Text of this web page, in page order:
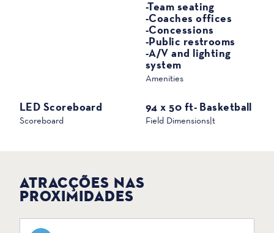
Amenities
-Team seating
-Coaches offices
-Concessions
-Public restrooms
-A/V and lighting
system
Scoreboard
LED Scoreboard
Field Dimensions|t
94 x 50 ft- Basketball
ATRACÇÕES NAS
PROXIMIDADES